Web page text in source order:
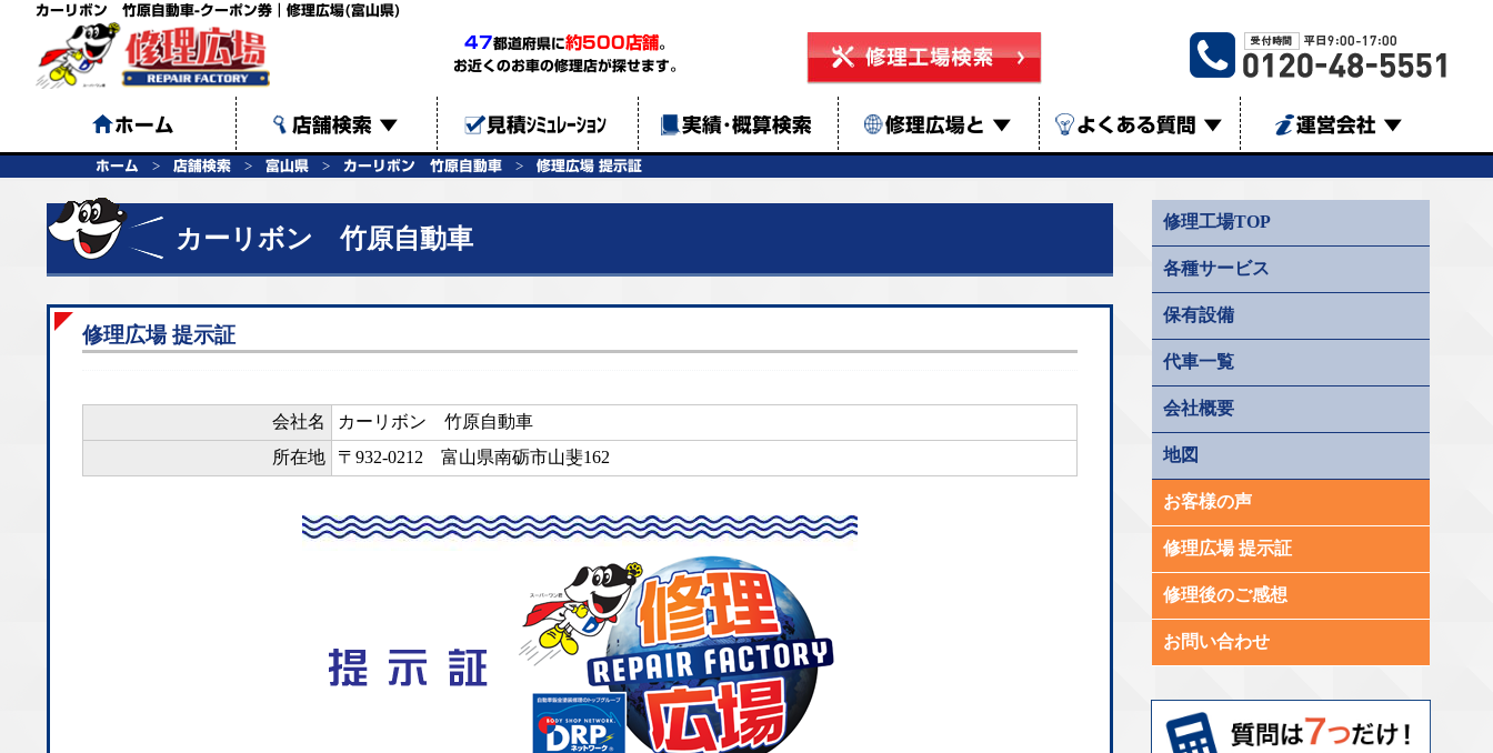
カーリボン 竹原自動車-クーポン券｜修理広場(富山県)
47都道府県に約500店舗。
お近くのお車の修理店が探せます。
ホーム 店舗検索 ▼ 見積ｼﾐｭﾚｰｼｮﾝ 実績･概算検索 修理広場と ▼ よくある質問 ▼ 運営会社 ▼
ホーム 店舗検索 富山県 カーリボン 竹原自動車 修理広場 提示証
カーリボン 竹原自動車
修理広場 提示証
会社名
カーリボン 竹原自動車
所在地
〒932-0212 富山県南砺市山斐162
修理工場TOP
各種サービス
保有設備
代車一覧
会社概要
地図
お客様の声
修理広場 提示証
修理後のご感想
お問い合わせ